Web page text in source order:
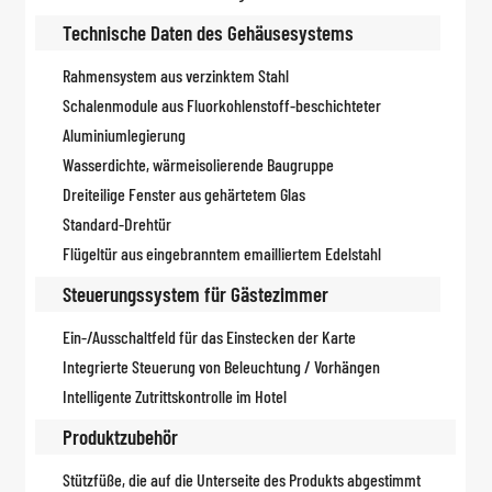
Technische Daten des Gehäusesystems
Rahmensystem aus verzinktem Stahl
Schalenmodule aus Fluorkohlenstoff-beschichteter
Aluminiumlegierung
Wasserdichte, wärmeisolierende Baugruppe
Dreiteilige Fenster aus gehärtetem Glas
Standard-Drehtür
Flügeltür aus eingebranntem emailliertem Edelstahl
Steuerungssystem für Gästezimmer
Ein-/Ausschaltfeld für das Einstecken der Karte
Integrierte Steuerung von Beleuchtung / Vorhängen
Intelligente Zutrittskontrolle im Hotel
Produktzubehör
Stützfüße, die auf die Unterseite des Produkts abgestimmt